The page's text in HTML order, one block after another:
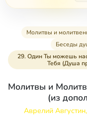
Молитвы и
Беседы
29. Один Ты можешь
Тебя (Душа
Молитвы и
(из
Аврелий